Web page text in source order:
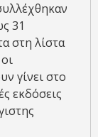
31
στη λίστα
γίνει στο
εκδόσεις